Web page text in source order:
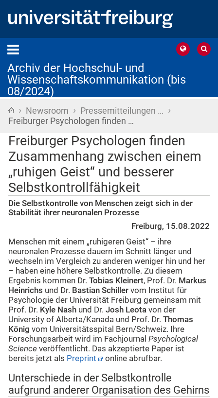
Archiv der Hochschul- und
Wissenschaftskommunikation (bis
08/2024)
Startseite
› Newsroom › Pressemitteilungen … ›
Freiburger Psychologen finden …
Freiburger Psychologen finden
Zusammenhang zwischen einem
„ruhigen Geist“ und besserer
Selbstkontrollfähigkeit
Die Selbstkontrolle von Menschen zeigt sich in der
Stabilität ihrer neuronalen Prozesse
Freiburg, 15.08.2022
Menschen mit einem „ruhigeren Geist“ – ihre
neuronalen Prozesse dauern im Schnitt länger und
wechseln im Vergleich zu anderen weniger hin und her
– haben eine höhere Selbstkontrolle. Zu diesem
Ergebnis kommen Dr. Tobias Kleinert, Prof. Dr. Markus
Heinrichs und Dr. Bastian Schiller vom Institut für
Psychologie der Universität Freiburg gemeinsam mit
Prof. Dr. Kyle Nash und Dr. Josh Leota von der
University of Alberta/Kanada und Prof. Dr. Thomas
König vom Universitätsspital Bern/Schweiz. Ihre
Forschungsarbeit wird im Fachjournal Psychological
Science veröffentlicht. Das akzeptierte Paper ist
bereits jetzt als Preprint online abrufbar.
Unterschiede in der Selbstkontrolle
aufgrund anderer Organisation des Gehirns